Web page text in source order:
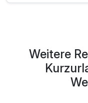
Weitere